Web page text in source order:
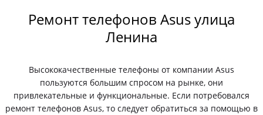
Ремонт телефонов Asus улица
Ленина
Высококачественные телефоны от компании Asus
пользуются большим спросом на рынке, они
привлекательные и функциональные. Если потребовался
ремонт телефонов Asus, то следует обратиться за помощью в